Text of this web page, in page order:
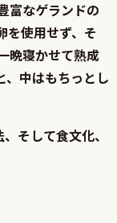
富なゲランドの
を使用せず、そ
晩寝かせて熟成
、中はもちっとし
そして食文化、